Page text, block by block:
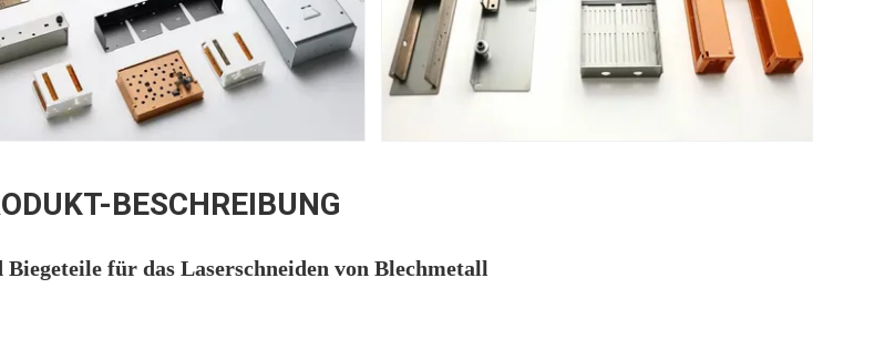
BESCHREIBUNG
Biegeteile für das Laserschneiden von Blechmetall